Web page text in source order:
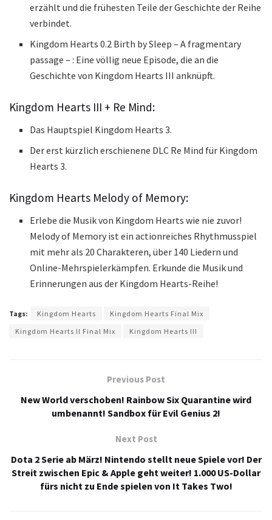
erzählt und die frühesten Teile der Geschichte der Reihe
verbindet.
Kingdom Hearts 0.2 Birth by Sleep – A fragmentary
passage – : Eine völlig neue Episode, die an die
Geschichte von Kingdom Hearts III anknüpft.
Kingdom Hearts III + Re Mind:
Das Hauptspiel Kingdom Hearts 3.
Der erst kürzlich erschienene DLC Re Mind für Kingdom
Hearts 3.
Kingdom Hearts Melody of Memory:
Erlebe die Musik von Kingdom Hearts wie nie zuvor!
Melody of Memory ist ein actionreiches Rhythmusspiel
mit mehr als 20 Charakteren, über 140 Liedern und
Online-Mehrspielerkämpfen. Erkunde die Musik und
Erinnerungen aus der Kingdom Hearts-Reihe!
Tags: Kingdom Hearts
Kingdom Hearts Final Mix
Kingdom Hearts II Final Mix
Kingdom Hearts III
Previous Post
New World verschoben! Rainbow Six Quarantine wird
umbenannt! Sandbox für Evil Genius 2!
Next Post
Dota 2 Serie ab März! Nintendo stellt neue Spiele vor! Der
Streit zwischen Epic & Apple geht weiter! 1.000 US-Dollar
fürs nicht zu Ende spielen von It Takes Two!